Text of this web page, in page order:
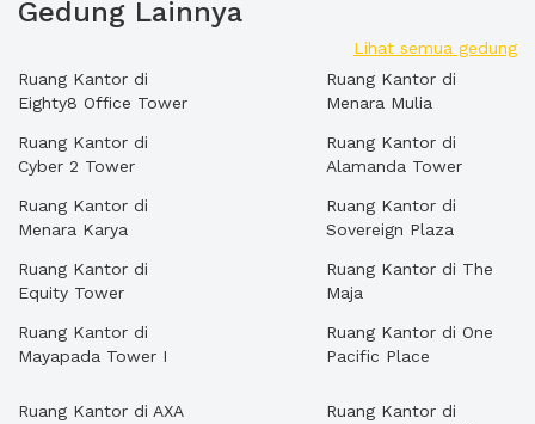
Gedung Lainnya
Lihat semua gedung
Ruang Kantor di
Eighty8 Office Tower
Ruang Kantor di
Cyber 2 Tower
Ruang Kantor di
Menara Karya
Ruang Kantor di
Equity Tower
Ruang Kantor di
Mayapada Tower I
Ruang Kantor di
Menara Mulia
Ruang Kantor di
Alamanda Tower
Ruang Kantor di
Sovereign Plaza
Ruang Kantor di The
Maja
Ruang Kantor di One
Pacific Place
Ruang Kantor di AXA
Ruang Kantor di